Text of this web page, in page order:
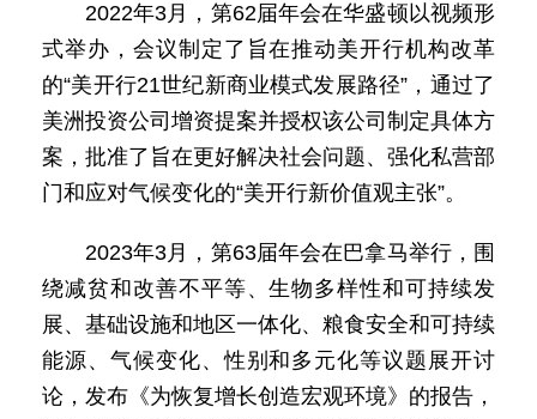
2022年3月，第62届年会在华盛顿以视频形
式举办，会议制定了旨在推动美开行机构改革
的“美开行21世纪新商业模式发展路径”，通过了
美洲投资公司增资提案并授权该公司制定具体方
案，批准了旨在更好解决社会问题、强化私营部
门和应对气候变化的“美开行新价值观主张”。
2023年3月，第63届年会在巴拿马举行，围
绕减贫和改善不平等、生物多样性和可持续发
展、基础设施和地区一体化、粮食安全和可持续
能源、气候变化、性别和多元化等议题展开讨
论，发布《为恢复增长创造宏观环境》的报告，